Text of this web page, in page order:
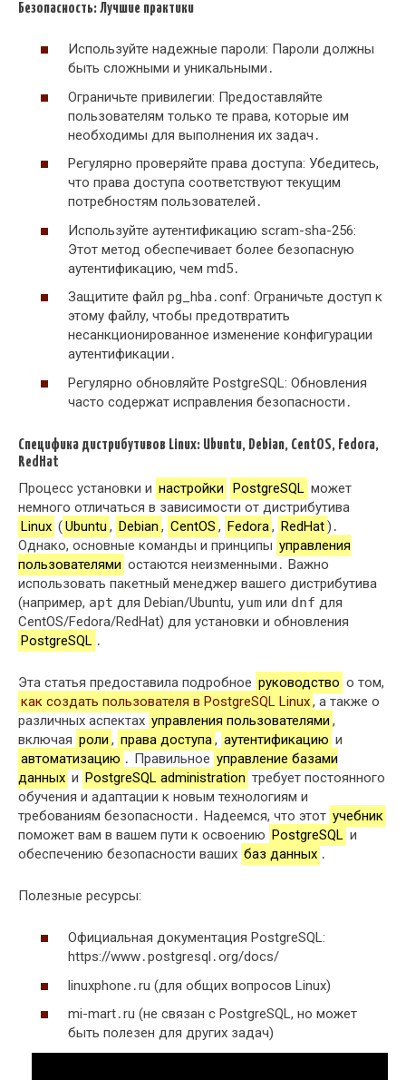
Безопасность: Лучшие практики
Используйте надежные пароли: Пароли должны
быть сложными и уникальными․
Ограничьте привилегии: Предоставляйте
пользователям только те права, которые им
необходимы для выполнения их задач․
Регулярно проверяйте права доступа: Убедитесь,
что права доступа соответствуют текущим
потребностям пользователей․
Используйте аутентификацию scram-sha-256:
Этот метод обеспечивает более безопасную
аутентификацию, чем md5․
Защитите файл pg_hba․conf: Ограничьте доступ к
этому файлу, чтобы предотвратить
несанкционированное изменение конфигурации
аутентификации․
Регулярно обновляйте PostgreSQL: Обновления
часто содержат исправления безопасности․
Специфика дистрибутивов Linux: Ubuntu, Debian, CentOS, Fedora,
RedHat
Процесс установки и настройки PostgreSQL может
немного отличаться в зависимости от дистрибутива
Linux (Ubuntu , Debian , CentOS , Fedora, RedHat)․
Однако, основные команды и принципы управления
пользователями остаются неизменными․ Важно
использовать пакетный менеджер вашего дистрибутива
(например, apt для Debian/Ubuntu, yum или dnf для
CentOS/Fedora/RedHat) для установки и обновления
PostgreSQL ․
Эта статья предоставила подробное руководство о том,
как создать пользователя в PostgreSQL Linux, а также о
различных аспектах управления пользователями ,
включая роли , права доступа, аутентификацию и
автоматизацию ․ Правильное управление базами
данных и PostgreSQL administration требует постоянного
обучения и адаптации к новым технологиям и
требованиям безопасности․ Надеемся, что этот учебник
поможет вам в вашем пути к освоению PostgreSQL и
обеспечению безопасности ваших баз данных ․
Полезные ресурсы:
Официальная документация PostgreSQL:
https://www․postgresql․org/docs/
linuxphone․ru (для общих вопросов Linux)
mi-mart․ru (не связан с PostgreSQL, но может
быть полезен для других задач)